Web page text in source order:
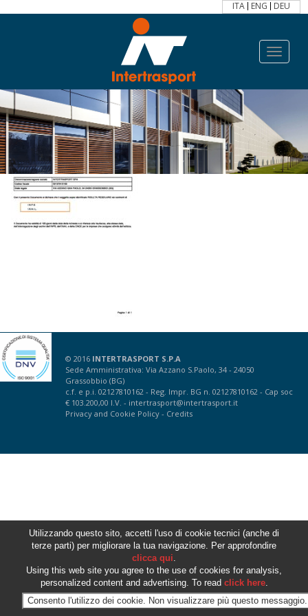
ITA ENG DEU
Toggle
© 2016 INTERTRASPORT S.P.A
Sede Amministrativa: Via Azzano S.Paolo, 34 - 24050
Grassobbio (BG)
c.f. e p.i. 02127810162 - Reg. Impr. BG n. 02127810162 - Cap soc
€ 103.200,00 I.V. - intertrasport@intertrasport.it
Privacyand Cookie Policy- Credits
Utilizzando questo sito, accetti l'uso di cookie tecnici (anche di
terze parti) per migliorare la tua navigazione. Per approfondire
clicca qui.
Using this web site you agree to the use of cookies for analysis,
personalized content and advertising. To read click here.